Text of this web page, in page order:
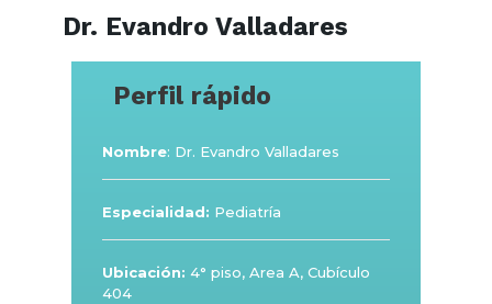
Dr. Evandro Valladares
Perfil rápido
Nombre: Dr. Evandro Valladares
Especialidad: Pediatría
Ubicación: 4° piso, Area A, Cubículo
404